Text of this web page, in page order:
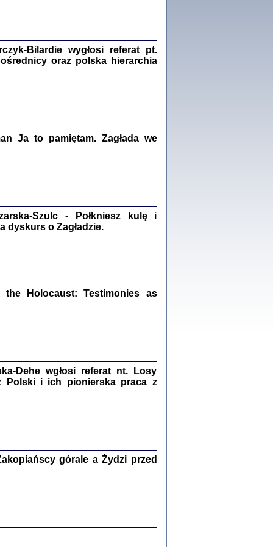
Bańkowska
Bańkowska, wstęp Jacek Leociak
Warszawa 2021
NAM KOLEJNA GODZINA ...
w ukryciu w latach 1943-1944
Bilardie wygłosi referat pt.
oraz polska hierarchia
Ja to pamiętam. Zagłada we
Szulc - Połkniesz kulę i
dyskurs o Zagładzie.
the Holocaust: Testimonies as
Dehe wgłosi referat nt. Losy
Polski i ich pionierska praca z
górale a Żydzi przed